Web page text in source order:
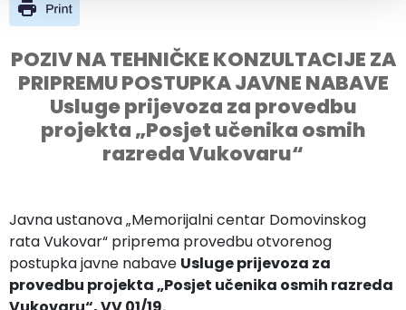
POZIV NA TEHNIČKE KONZULTACIJE ZA
PRIPREMU POSTUPKA JAVNE NABAVE
Usluge prijevoza za provedbu
projekta „Posjet učenika osmih
razreda Vukovaru“
Javna ustanova „Memorijalni centar Domovinskog
rata Vukovar“ priprema provedbu otvorenog
postupka javne nabave Usluge prijevoza za
provedbu projekta „Posjet učenika osmih razreda